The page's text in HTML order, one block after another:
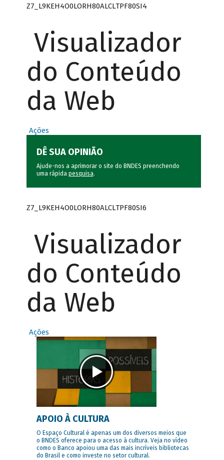
Z7_L9KEH4O0LORH80ALCLTPF80SI4
Visualizador
do Conteúdo
da Web
Ações
DÊ SUA OPINIÃO
Ajude-nos a aprimorar o site do BNDES preenchendo
uma rápida pesquisa.
Z7_L9KEH4O0LORH80ALCLTPF80SI6
Visualizador
do Conteúdo
da Web
Ações
APOIO À CULTURA
O Espaço Cultural é apenas um dos diversos meios que
o BNDES oferece para o acesso à cultura. Veja no vídeo
como o Banco apoiou uma das mais incríveis bibliotecas
do Brasil e como investe no setor cultural.